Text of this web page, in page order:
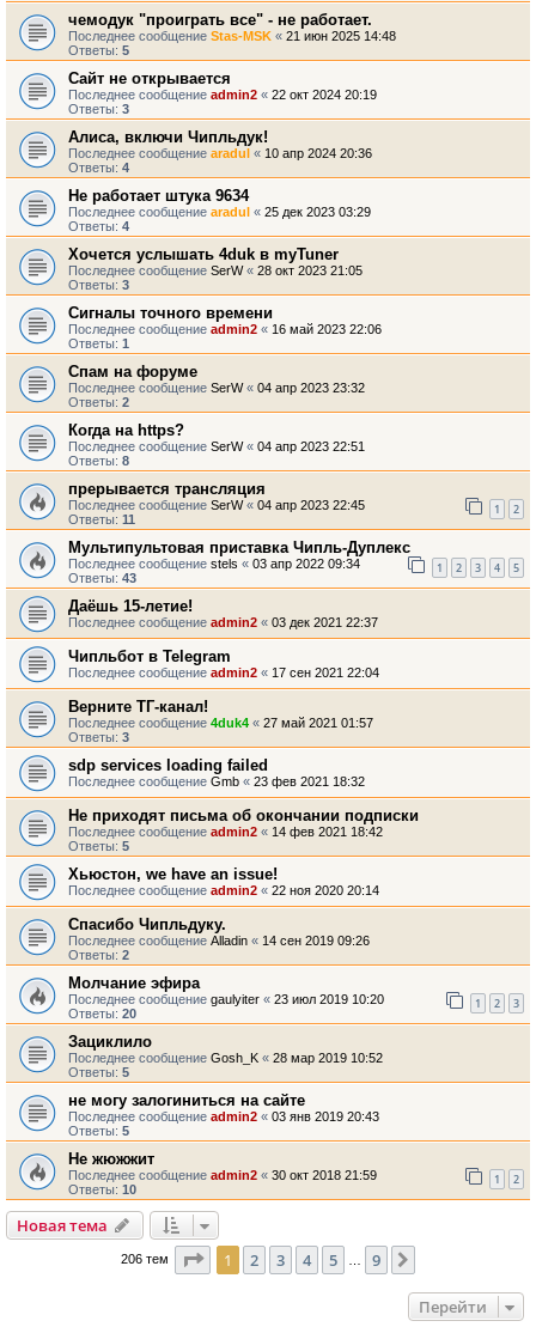
чемодук "проиграть все" - не работает.
Последнее сообщение Stas-MSK « 21 июн 2025 14:48
Ответы: 5
Сайт не открывается
Последнее сообщение admin2 « 22 окт 2024 20:19
Ответы: 3
Алиса, включи Чипльдук!
Последнее сообщение aradul « 10 апр 2024 20:36
Ответы: 4
Не работает штука 9634
Последнее сообщение aradul « 25 дек 2023 03:29
Ответы: 4
Хочется услышать 4duk в myTuner
Последнее сообщение SerW« 28 окт 2023 21:05
Ответы: 3
Сигналы точного времени
Последнее сообщение admin2 « 16 май 2023 22:06
Ответы: 1
Спам на форуме
Последнее сообщение SerW« 04 апр 2023 23:32
Ответы: 2
Когда на https?
Последнее сообщение SerW« 04 апр 2023 22:51
Ответы: 8
прерывается трансляция
Последнее сообщение SerW« 04 апр 2023 22:45
Ответы: 11
1 2
Мультипультовая приставка Чипль-Дуплекс
Последнее сообщение stels « 03 апр 2022 09:34
Ответы: 43
1 2 3 4 5
Даёшь 15-летие!
Последнее сообщение admin2 « 03 дек 2021 22:37
Чипльбот в Telegram
Последнее сообщение admin2 « 17 сен 2021 22:04
Верните ТГ-канал!
Последнее сообщение 4duk4 « 27 май 2021 01:57
Ответы: 3
sdp services loading failed
Последнее сообщение Gmb « 23 фев 2021 18:32
Не приходят письма об окончании подписки
Последнее сообщение admin2 « 14 фев 2021 18:42
Ответы: 5
Хьюстон, we have an issue!
Последнее сообщение admin2 « 22 ноя 2020 20:14
Спасибо Чипльдуку.
Последнее сообщение Alladin « 14 сен 2019 09:26
Ответы: 2
Молчание эфира
Последнее сообщение gaulyiter « 23 июл 2019 10:20
Ответы: 20
1 2 3
Зациклило
Последнее сообщение Gosh_K « 28 мар 2019 10:52
Ответы: 5
не могу залогиниться на сайте
Последнее сообщение admin2 « 03 янв 2019 20:43
Ответы: 5
Не жюжжит
Последнее сообщение admin2 « 30 окт 2018 21:59
Ответы: 10
1 2
Новая тема
206 тем Страница из
1 2 3 4 5 9
Перейти